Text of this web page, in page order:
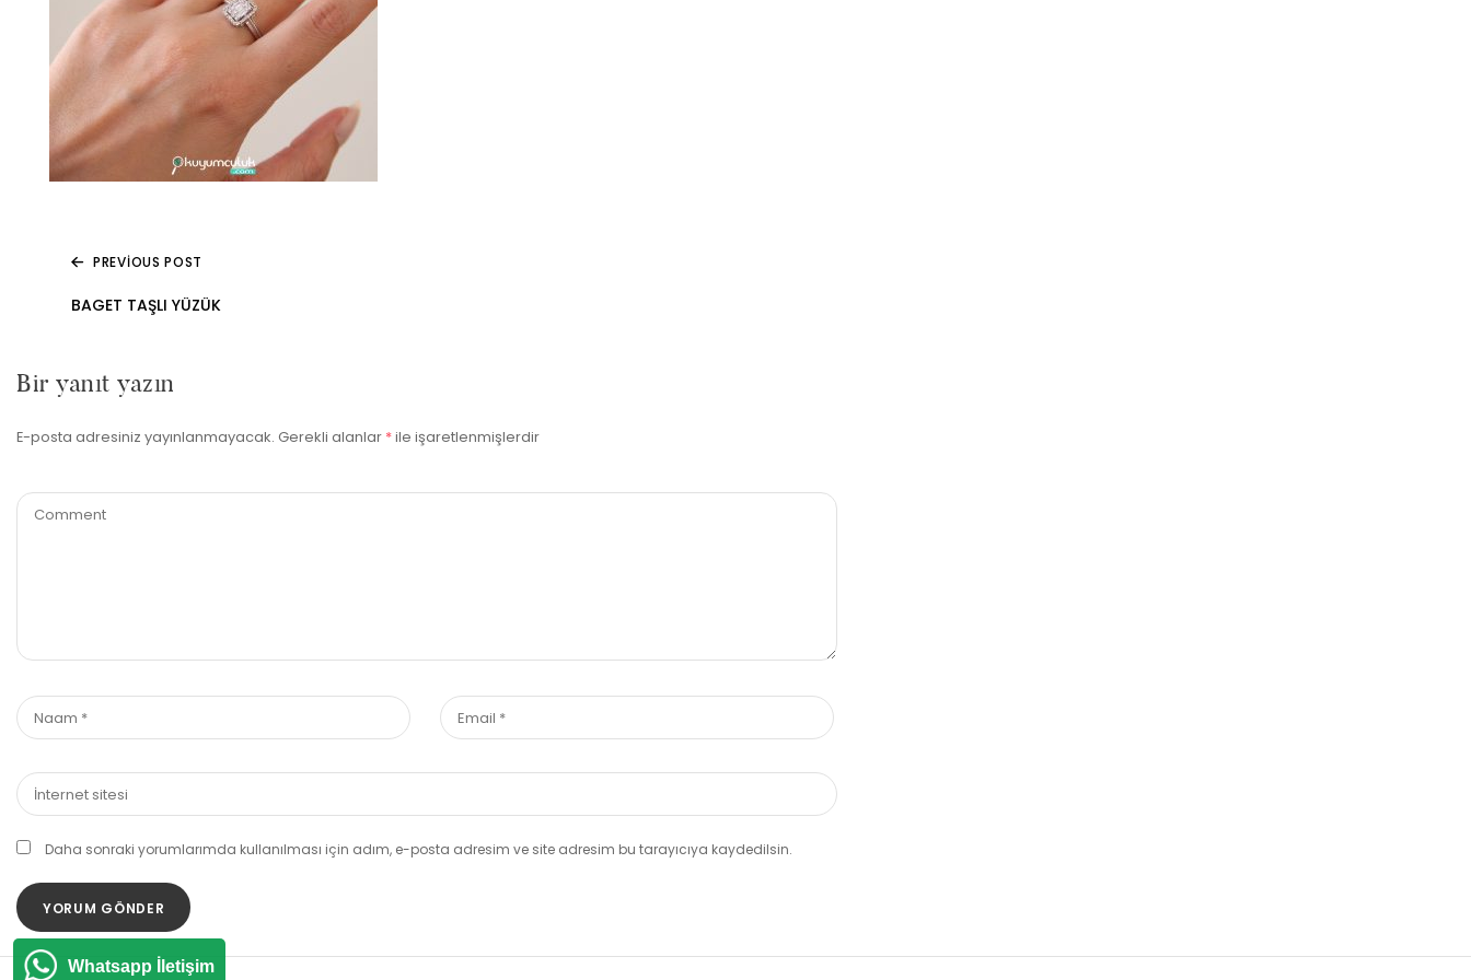
PREVIOUS POST
BAGET TAŞLI YÜZÜK
Bir yanıt yazın
E-posta adresiniz yayınlanmayacak. Gerekli alanlar *ile işaretlenmişlerdir
Daha sonraki yorumlarımda kullanılması için adım, e-posta adresim ve site adresim bu tarayıcıya kaydedilsin.
Whatsapp İletişim